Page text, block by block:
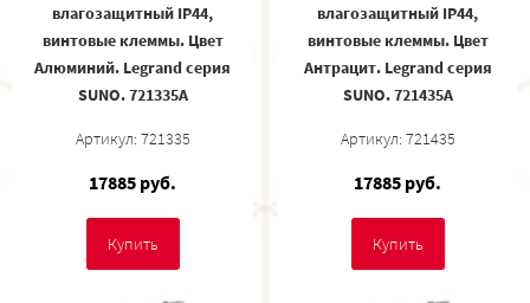
влагозащитный IP44,
винтовые клеммы. Цвет
Алюминий. Legrand серия
SUNO. 721335A
Артикул: 721335
17885 руб.
Купить
влагозащитный IP44,
винтовые клеммы. Цвет
Антрацит. Legrand серия
SUNO. 721435A
Артикул: 721435
17885 руб.
Купить